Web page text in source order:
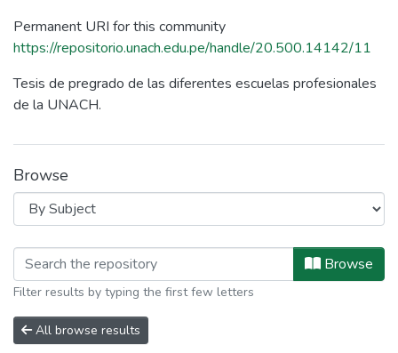
Permanent URI for this community
https://repositorio.unach.edu.pe/handle/20.500.14142/11
Tesis de pregrado de las diferentes escuelas profesionales
de la UNACH.
Browse
Browsing Tesis by Subject Browse
Filter results by typing the first few letters
All browse results